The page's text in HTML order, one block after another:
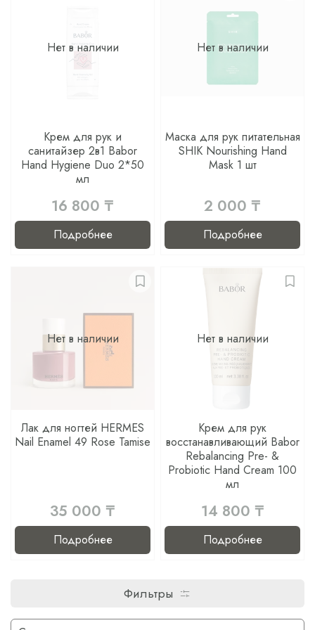
Нет в наличии
Крем для рук и
санитайзер 2в1 Babor
Hand Hygiene Duo 2*50
мл
16 800 ₸
Подробнее
Нет в наличии
Маска для рук питательная
SHIK Nourishing Hand
Mask 1 шт
2 000 ₸
Подробнее
Нет в наличии
Лак для ногтей HERMES
Nail Enamel 49 Rose Tamise
35 000 ₸
Подробнее
Нет в наличии
Крем для рук
восстанавливающий Babor
Rebalancing Pre- &
Probiotic Hand Cream 100
мл
14 800 ₸
Подробнее
Фильтры